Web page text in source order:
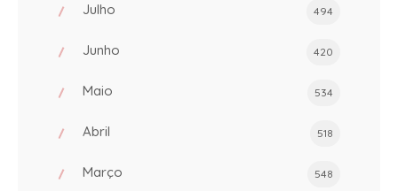
Julho 494
Junho 420
Maio 534
Abril 518
Março 548